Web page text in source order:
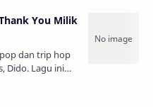
You Milik
dan trip hop
Dido. Lagu ini
dari album
(1999).…